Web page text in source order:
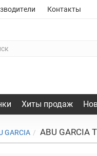
Контакты
Хиты продаж
GARCIA ABU GARCIA